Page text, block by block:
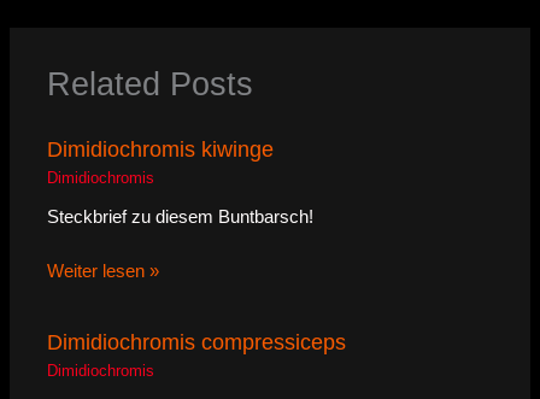
Related Posts
Dimidiochromis kiwinge
Dimidiochromis
Steckbrief zu diesem Buntbarsch!
Weiter lesen »
Dimidiochromis compressiceps
Dimidiochromis